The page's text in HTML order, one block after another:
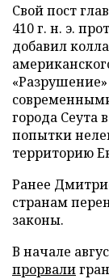
Свой пост
410 г. н. э.
добавил
города Сеута
попытки
территорию
Ранее
странам
законы.
В начале
прорвали